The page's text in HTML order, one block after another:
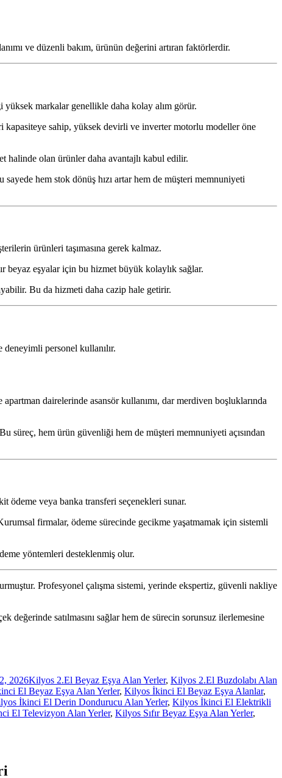
ve düzenli bakım, ürünün değerini artıran faktörlerdir.
yüksek markalar genellikle daha kolay alım görür.
sahip, yüksek devirli ve inverter motorlu modeller öne
halinde olan ürünler daha avantajlı kabul edilir.
hem stok dönüş hızı artar hem de müşteri memnuniyeti
ürünleri taşımasına gerek kalmaz.
beyaz eşyalar için bu hizmet büyük kolaylık sağlar.
Bu da hizmeti daha cazip hale getirir.
personel kullanılır.
dairelerinde asansör kullanımı, dar merdiven boşluklarında
süreç, hem ürün güvenliği hem de müşteri memnuniyeti açısından
ödeme veya banka transferi seçenekleri sunar.
firmalar, ödeme sürecinde gecikme yaşatmamak için sistemli
yöntemleri desteklenmiş olur.
Profesyonel çalışma sistemi, yerinde ekspertiz, güvenli nakliye
satılmasını sağlar hem de sürecin sorunsuz ilerlemesine
2026Kilyos 2.El Beyaz Eşya Alan Yerler, Kilyos 2.El Buzdolabı Alan
El Beyaz Eşya Alan Yerler, Kilyos İkinci El Beyaz Eşya Alanlar,
İkinci El Derin Dondurucu Alan Yerler, Kilyos İkinci El Elektrikli
El Televizyon Alan Yerler, Kilyos Sıfır Beyaz Eşya Alan Yerler,